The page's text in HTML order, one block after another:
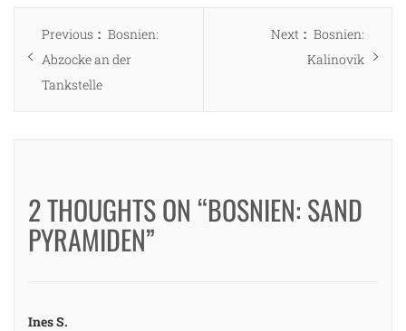
Beitragsnavigation
Previous
Previous
post:
Bosnien:
Abzocke an der
Tankstelle
Next
Next
post:
Bosnien:
Kalinovik
2 THOUGHTS ON “BOSNIEN: SAND
PYRAMIDEN”
Ines S.